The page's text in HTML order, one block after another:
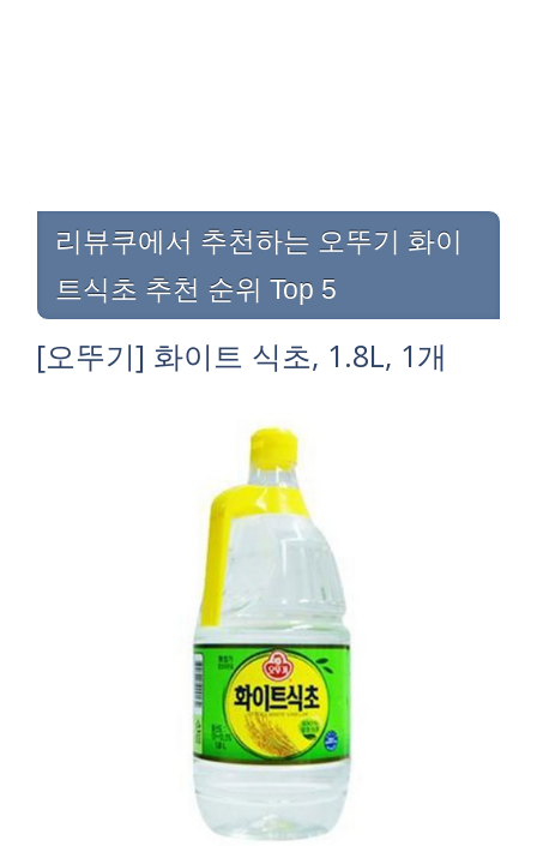
리뷰쿠에서 추천하는 오뚜기 화이
트식초 추천 순위 Top 5
[오뚜기] 화이트 식초, 1.8L, 1개